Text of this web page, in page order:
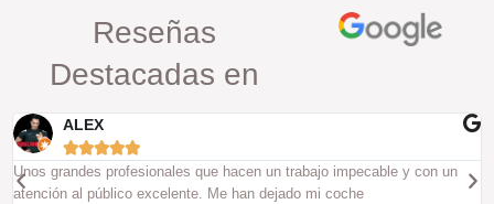
Reseñas
Destacadas en
ALEX

Unos grandes profesionales que hacen un trabajo impecable y con un
atención al público excelente. Me han dejado mi coche